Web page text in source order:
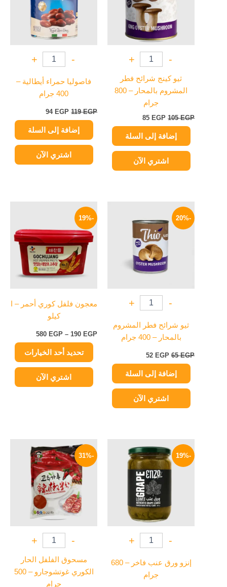
-
+
ثيو كينج شرائح فطر
المشروم بالمحار – 800
جرام
105EGP
85 EGP
إضافة إلى السلة
اشتري الآن
-
+
فاصوليا حمراء أيطالية –
400 جرام
119EGP
94 EGP
إضافة إلى السلة
اشتري الآن
-20%
-
+
ثيو شرائح فطر المشروم
بالمحار – 400 جرام
65EGP
هو:
65 EGP.
52 EGP
هو:
52 EGP.
إضافة إلى السلة
اشتري الآن
-19%
معجون فلفل كوري أحمر – ا
كيلو
190 EGP
–
580 EGP
خلال
⁦580 EGP⁩
تحديد أحد الخيارات
هناك
العديد
من
الأشكال
المختلفة
اختيار
صفحة
المنتج
اشتري الآن
-19%
-
+
إنزو ورق عنب فاخر – 680
جرام
الأصلي
هو:
95 EGP.
الحالي
هو:
77 EGP.
-31%
-
+
مسحوق الفلفل الحار
الكوري غوتشوجارو – 500
جرام
الأصلي
هو:
790 EGP.
الحالي
هو:
549 EGP.